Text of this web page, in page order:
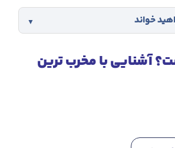
خواند
آشنایی با مخرب ترین